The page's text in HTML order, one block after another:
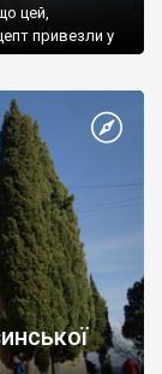
цей,
привезли у